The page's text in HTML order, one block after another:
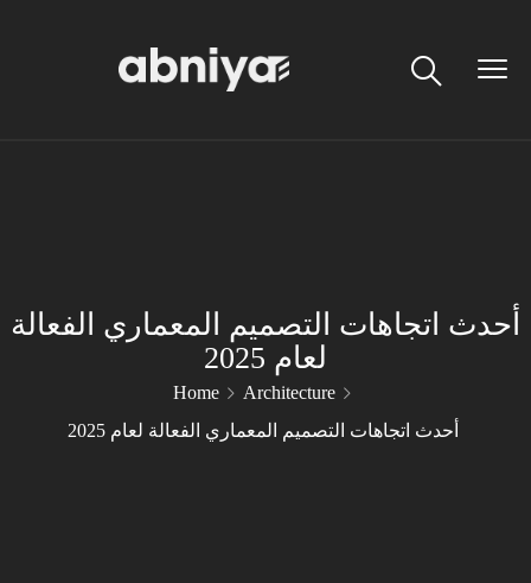
أحدث اتجاهات التصميم المعماري الفعالة
لعام 2025
Home
Architecture
أحدث اتجاهات التصميم المعماري الفعالة لعام 2025